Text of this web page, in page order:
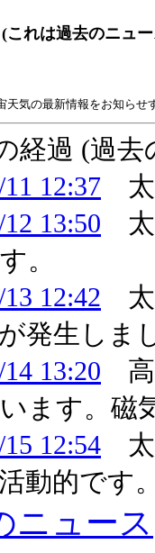
(これは過去のニュ
気の最新情報をお知らせ
経過 (過
12:37 太
13:50 太
。
12:42 太
発生しま
13:20 高
ます。磁
12:54 太
動的です
ニュース